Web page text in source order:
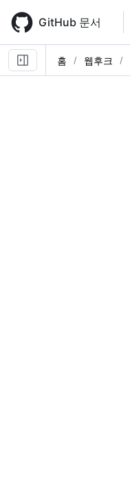
main
content
GitHub 문서
홈 웹후크